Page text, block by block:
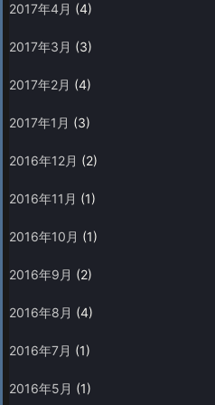
2017年4月 (4)
2017年3月 (3)
2017年2月 (4)
2017年1月 (3)
2016年12月 (2)
2016年11月 (1)
2016年10月 (1)
2016年9月 (2)
2016年8月 (4)
2016年7月 (1)
2016年5月 (1)